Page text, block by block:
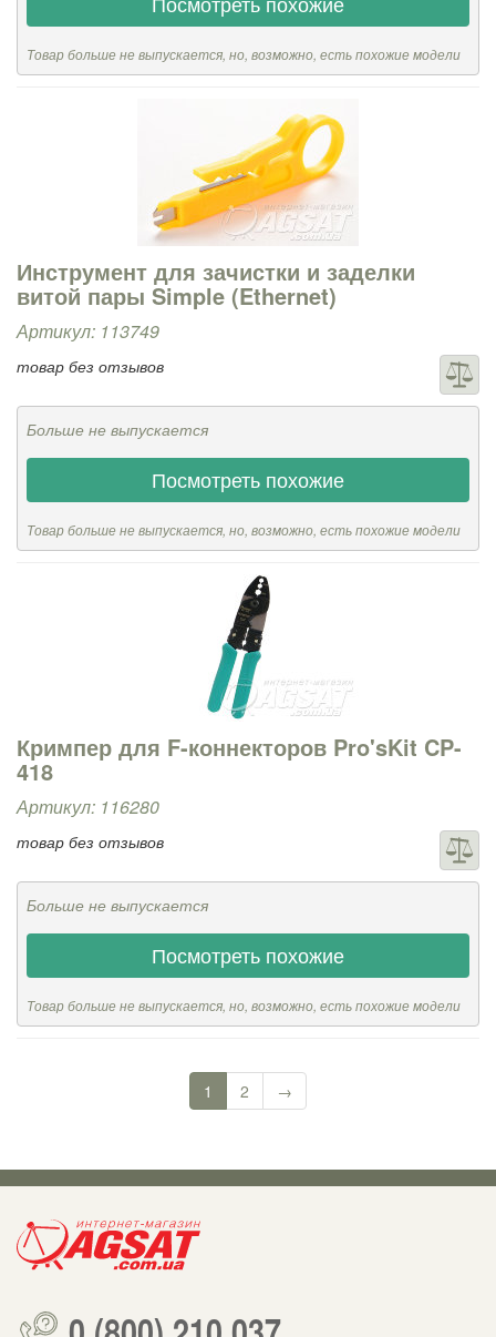
Товар больше не выпускается, но, возможно, есть похожие модели
Инструмент для зачистки и заделки
витой пары Simple (Ethernet)
Артикул: 113749
товар без отзывов
Больше не выпускается
Посмотреть похожие
Товар больше не выпускается, но, возможно, есть похожие модели
Кримпер для F-коннекторов Pro'sKit CP-
418
Артикул: 116280
товар без отзывов
Больше не выпускается
Посмотреть похожие
Товар больше не выпускается, но, возможно, есть похожие модели
1 2 →